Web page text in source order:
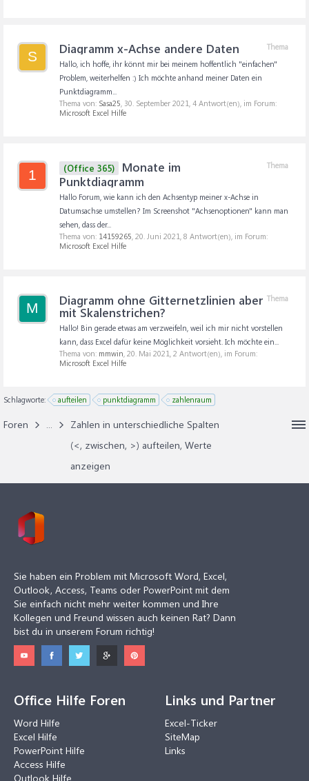
S
Thema
Diagramm x-Achse andere Daten
Hallo, ich hoffe, ihr könnt mir bei meinem hoffentlich "einfachen"
Problem, weiterhelfen :) Ich möchte anhand meiner Daten ein
Punktdiagramm...
Thema von: Sasa25, 30. September 2021, 4 Antwort(en), im Forum:
Microsoft Excel Hilfe
1
Thema
(Office 365)
Monate im
Punktdiagramm
Hallo Forum, wie kann ich den Achsentyp meiner x-Achse in
Datumsachse umstellen? Im Screenshot "Achsenoptionen" kann man
sehen, dass der...
Thema von: 14159265, 20. Juni 2021, 8 Antwort(en), im Forum:
Microsoft Excel Hilfe
M
Thema
Diagramm ohne Gitternetzlinien aber
mit Skalenstrichen?
Hallo! Bin gerade etwas am verzweifeln, weil ich mir nicht vorstellen
kann, dass Excel dafür keine Möglichkeit vorsieht. Ich möchte ein...
Thema von: mmwin, 20. Mai 2021, 2 Antwort(en), im Forum:
Microsoft Excel Hilfe
Schlagworte: aufteilen punktdiagramm zahlenraum
Foren ...
Zahlen in unterschiedliche Spalten
(<, zwischen, >) aufteilen, Werte
anzeigen
Sie haben ein Problem mit Microsoft Word, Excel,
Outlook, Access, Teams oder PowerPoint mit dem
Sie einfach nicht mehr weiter kommen und Ihre
Kollegen und Freund wissen auch keinen Rat? Dann
bist du in unserem Forum richtig!
Office Hilfe Foren
Word Hilfe
Excel Hilfe
PowerPoint Hilfe
Access Hilfe
Outlook Hilfe
Links und Partner
Excel-Ticker
SiteMap
Links